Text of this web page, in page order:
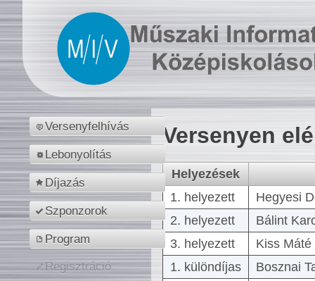
Versenyfelhívás
Lebonyolítás
Díjazás
Szponzorok
Program
Regisztráció
Versenyen
Helyezések
1. helyezett
Hegyesi
2. helyezett
Bálint
3. helyezett
Kiss
1. különdíjas
Bosznai